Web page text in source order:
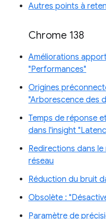
Autres points à
Chrome 138
Améliorations
"Performances"
Origines
"Arborescence des
Temps de réponse
dans l'insight
Redirections dans
réseau
Réduction du bruit
Obsolète :
Paramètre de